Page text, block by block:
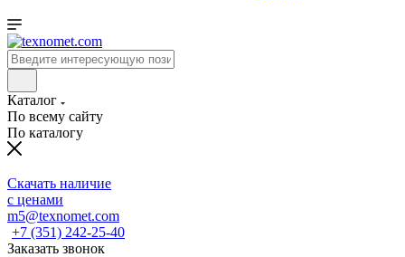
Каталог
По всему сайту
По каталогу
Скачать наличие
с ценами
m5@texnomet.com
+7 (351) 242-25-40
Заказать звонок